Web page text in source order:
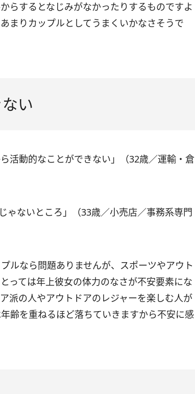
らするとなじみがなかったりするものですよ
まりカップルとしてうまくいかなさそうで
い
活動的なことができない」（32歳／運輸・倉
ゃないところ」（33歳／小売店／事務系専門
ルなら問題ありませんが、スポーツやアウト
っては年上彼女の体力のなさが不安要素にな
派の人やアウトドアのレジャーを楽しむ人が
齢を重ねるほど落ちていきますから不安に感